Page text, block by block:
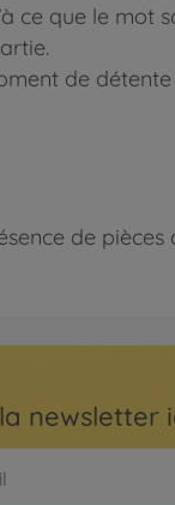
ce que le mot
de
de pièces
newsletter